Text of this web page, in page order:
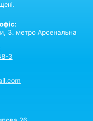
3. метро Арсенальна
3